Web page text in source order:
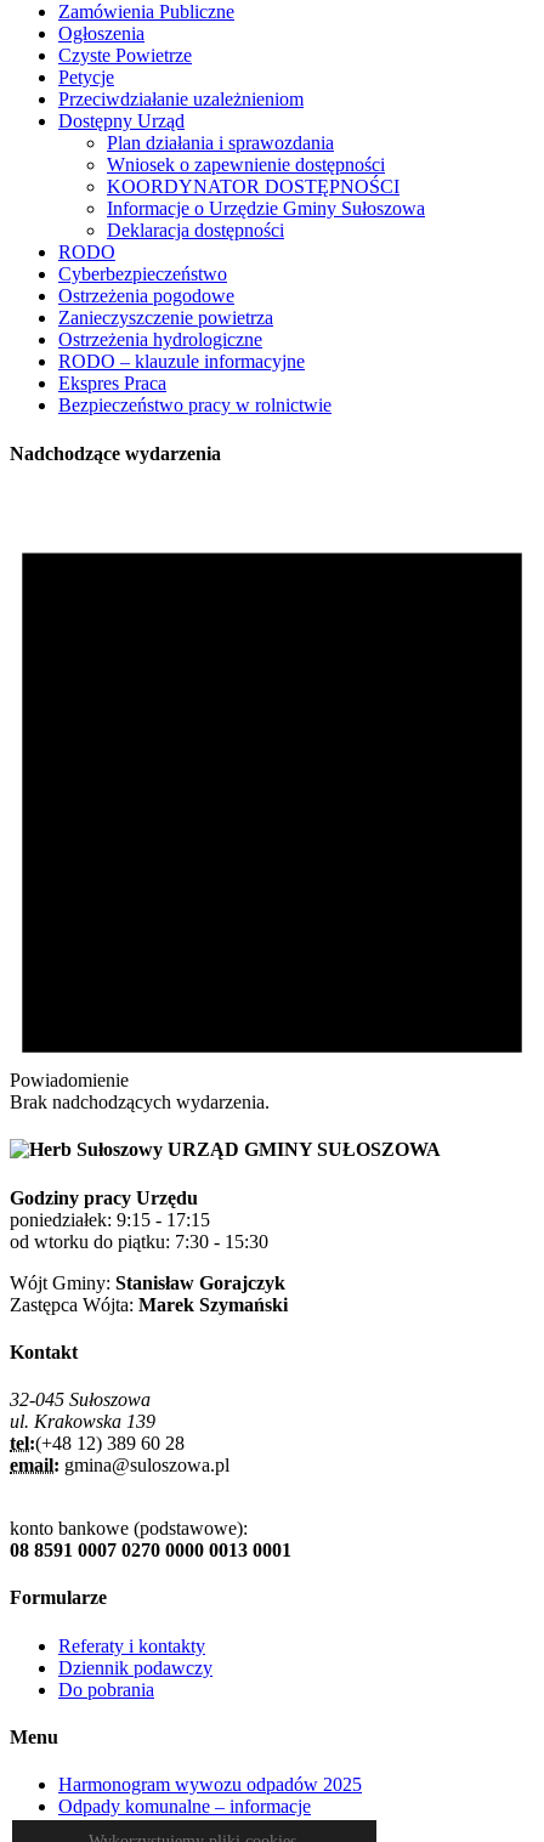
Zamówienia Publiczne
Ogłoszenia
Czyste Powietrze
Petycje
Przeciwdziałanie uzależnieniom
Dostępny Urząd
Plan działania i sprawozdania
Wniosek o zapewnienie dostępności
KOORDYNATOR DOSTĘPNOŚCI
Informacje o Urzędzie Gminy Sułoszowa
Deklaracja dostępności
RODO
Cyberbezpieczeństwo
Ostrzeżenia pogodowe
Zanieczyszczenie powietrza
Ostrzeżenia hydrologiczne
RODO – klauzule informacyjne
Ekspres Praca
Bezpieczeństwo pracy w rolnictwie
Nadchodzące wydarzenia
Powiadomienie
Brak nadchodzących wydarzenia.
URZĄD GMINY SUŁOSZOWA
Godziny pracy Urzędu
poniedziałek: 9:15 - 17:15
od wtorku do piątku: 7:30 - 15:30
Wójt Gminy: Stanisław Gorajczyk
Zastępca Wójta: Marek Szymański
Kontakt
32-045 Sułoszowa
ul. Krakowska 139
tel:(+48 12) 389 60 28
email: gmina@suloszowa.pl
konto bankowe (podstawowe):
08 8591 0007 0270 0000 0013 0001
Formularze
Referaty i kontakty
Dziennik podawczy
Do pobrania
Menu
Harmonogram wywozu odpadów 2025
Odpady komunalne – informacje